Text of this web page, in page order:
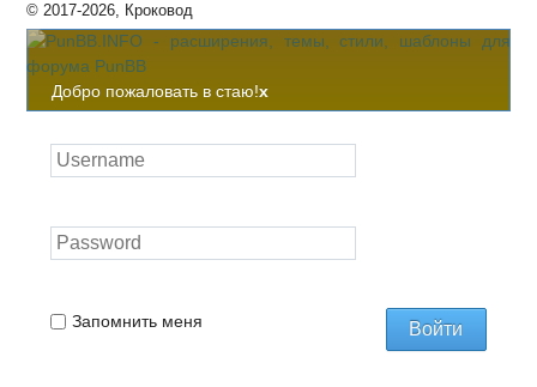
© 2017-2026, Кроковод
Добро пожаловать в стаю!x
Запомнить меня